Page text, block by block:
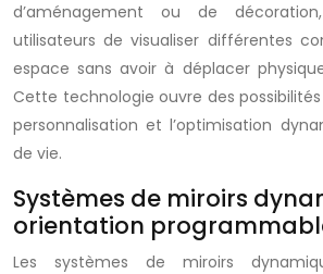
d’aménagement ou de
utilisateurs de visualiser différentes
espace sans avoir à déplacer
Cette technologie ouvre des
personnalisation et l’optimisation
de vie.
Systèmes de miroirs
orientation
Les systèmes de miroirs